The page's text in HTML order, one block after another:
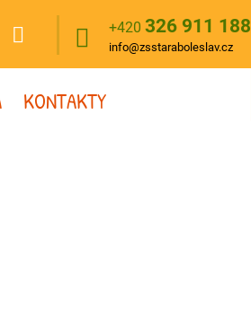
+420 326 911 188
info@zsstaraboleslav.cz
KONTAKTY